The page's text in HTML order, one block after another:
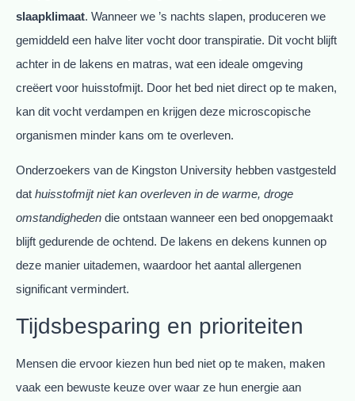
slaapklimaat. Wanneer we ’s nachts slapen, produceren we
gemiddeld een halve liter vocht door transpiratie. Dit vocht blijft
achter in de lakens en matras, wat een ideale omgeving
creëert voor huisstofmijt. Door het bed niet direct op te maken,
kan dit vocht verdampen en krijgen deze microscopische
organismen minder kans om te overleven.
Onderzoekers van de Kingston University hebben vastgesteld
dat huisstofmijt niet kan overleven in de warme, droge
omstandigheden die ontstaan wanneer een bed onopgemaakt
blijft gedurende de ochtend. De lakens en dekens kunnen op
deze manier uitademen, waardoor het aantal allergenen
significant vermindert.
Tijdsbesparing en prioriteiten
Mensen die ervoor kiezen hun bed niet op te maken, maken
vaak een bewuste keuze over waar ze hun energie aan